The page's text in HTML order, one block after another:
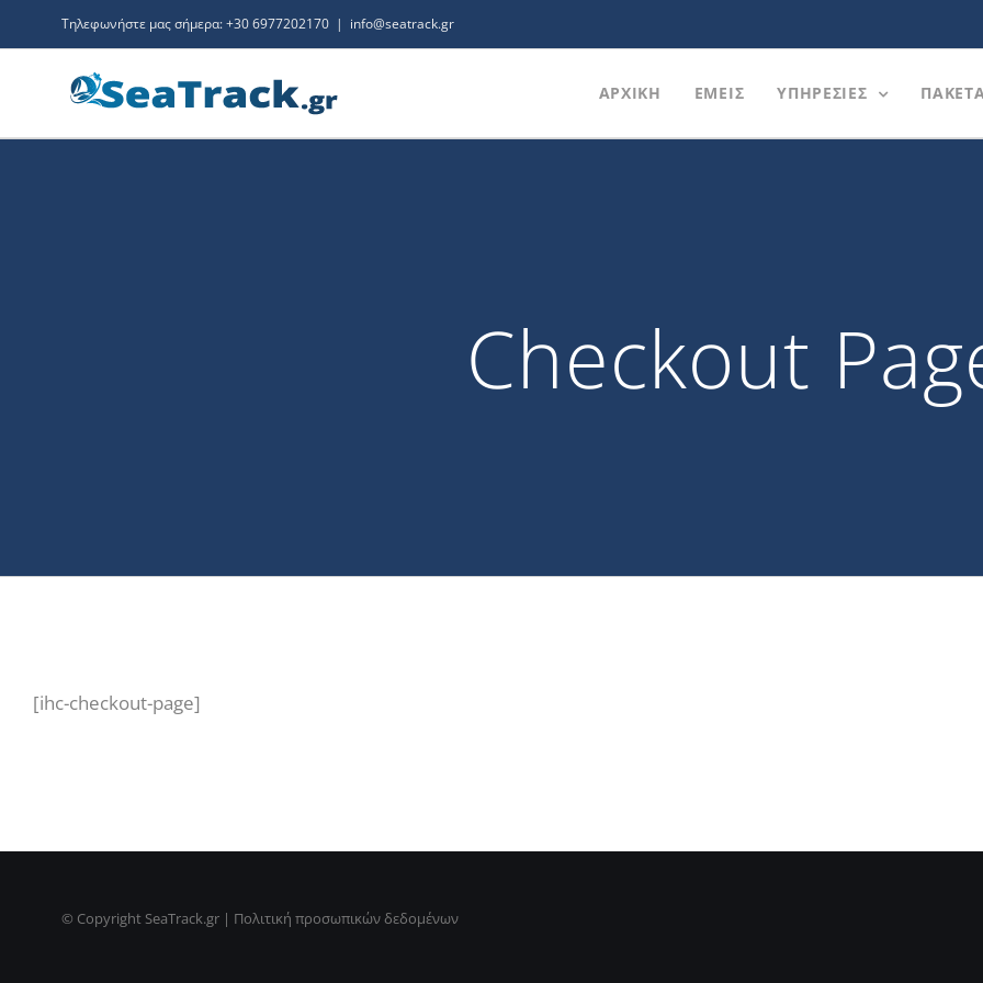
Μετάβαση
στο
περιεχόμενο
Τηλεφωνήστε μας σήμερα:+30 6977202170 | info@seatrack.gr
ΑΡΧΙΚΗ ΕΜΕΙΣ ΥΠΗΡΕΣΙΕΣ
Checkout
[ihc-checkout-page]
© Copyright SeaTrack.gr | Πολιτική προσωπικών δεδομένων